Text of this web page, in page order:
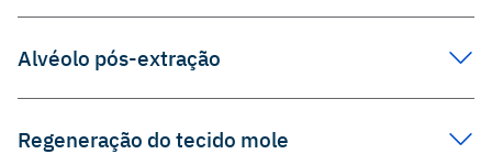
Alvéolo pós-extração
Regeneração do tecido mole